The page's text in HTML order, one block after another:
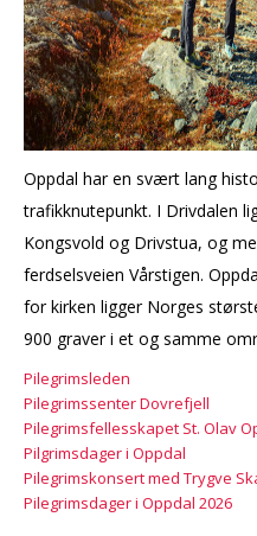
Oppdal har en svært lang
trafikknutepunkt. I Drivdalen
Kongsvold og Drivstua, og
ferdselsveien Vårstigen.
for kirken ligger Norges
900 graver i et og samme
Pilegrimsleden
Pilegrimssenter Dovrefjell
Pilegrimsfellesskapet St. Olav
Pilgrimsdager i Oppdal
Pilegrimskonsert med Trygve
Pilegrimsdager i Oppdal 2026